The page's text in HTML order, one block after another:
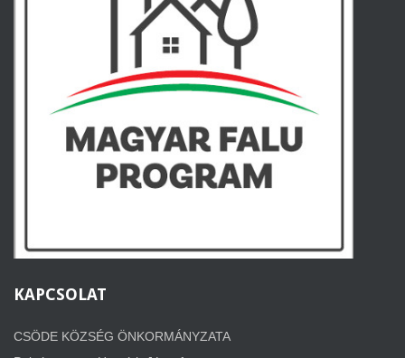
KAPCSOLAT
CSÖDE KÖZSÉG ÖNKORMÁNYZATA